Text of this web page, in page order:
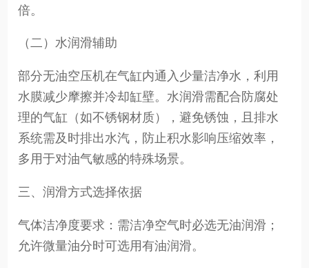
倍。
（二）水润滑辅助
部分无油空压机在气缸内通入少量洁净水，利用
水膜减少摩擦并冷却缸壁。水润滑需配合防腐处
理的气缸（如不锈钢材质），避免锈蚀，且排水
系统需及时排出水汽，防止积水影响压缩效率，
多用于对油气敏感的特殊场景。
三、润滑方式选择依据
气体洁净度要求：需洁净空气时必选无油润滑；
允许微量油分时可选用有油润滑。